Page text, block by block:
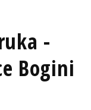
-
Bogini